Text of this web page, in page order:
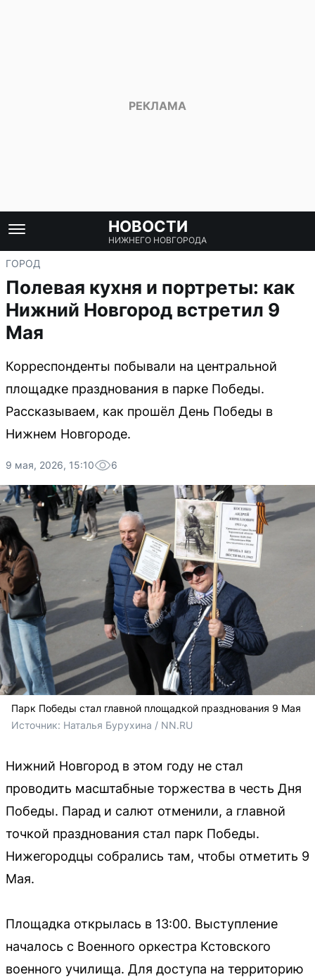
НОВОСТИ
НИЖНЕГО НОВГОРОДА
ГОРОД
Полевая кухня и портреты: как
Нижний Новгород встретил 9
Мая
Корреспонденты побывали на центральной
площадке празднования в парке Победы.
Рассказываем, как прошёл День Победы в
Нижнем Новгороде.
9 мая, 2026, 15:10 6
Парк Победы стал главной площадкой празднования 9 Мая
Источник: Наталья Бурухина / NN.RU
Нижний Новгород в этом году не стал
проводить масштабные торжества в честь Дня
Победы. Парад и салют отменили, а главной
точкой празднования стал парк Победы.
Нижегородцы собрались там, чтобы отметить 9
Мая.
Площадка открылась в 13:00. Выступление
началось с Военного оркестра Кстовского
военного училища. Для доступа на территорию